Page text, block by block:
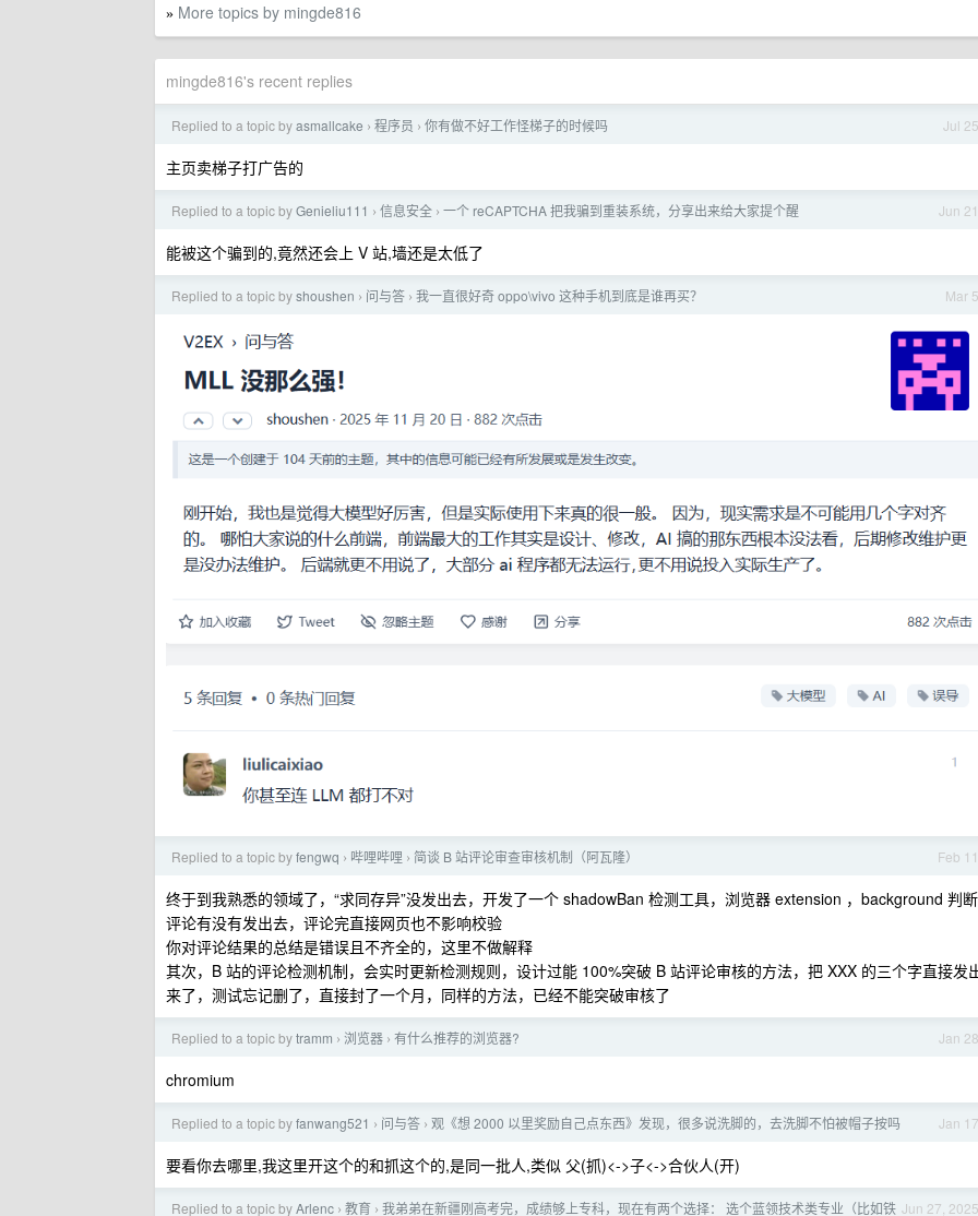
» More topics by mingde816
mingde816's recent replies
Jul 25
Replied to a topic byasmallcake › 程序员 › 你有做不好工作怪梯子的时候吗
主页卖梯子打广告的
Jun 21
Replied to a topic byGenieliu111 › 信息安全 › 一个 reCAPTCHA 把我骗到重装系统，分享出来给大家提个醒
能被这个骗到的,竟然还会上 V 站,墙还是太低了
Mar 5
Replied to a topic byshoushen › 问与答 › 我一直很好奇 oppo\vivo 这种手机到底是谁再买？
Feb 11
Replied to a topic byfengwq › 哔哩哔哩 › 简谈 B 站评论审查审核机制（阿瓦隆）
终于到我熟悉的领域了，“求同存异”没发出去，开发了一个 shadowBan 检测工具，浏览器 extension ，background 判断
评论有没有发出去，评论完直接网页也不影响校验
你对评论结果的总结是错误且不齐全的，这里不做解释
其次，B 站的评论检测机制，会实时更新检测规则，设计过能 100%突破 B 站评论审核的方法，把 XXX 的三个字直接发
来了，测试忘记删了，直接封了一个月，同样的方法，已经不能突破审核了
Jan 28
Replied to a topic bytramm › 浏览器 › 有什么推荐的浏览器?
chromium
Jan 17
Replied to a topic byfanwang521 › 问与答 › 观《想 2000 以里奖励自己点东西》发现，很多说洗脚的，去洗脚不怕被帽子按吗
要看你去哪里,我这里开这个的和抓这个的,是同一批人,类似 父(抓)<->子<->合伙人(开)
Jun 27, 2025
Replied to a topic byArlenc › 教育 › 我弟弟在新疆刚高考完，成绩够上专科，现在有两个选择： 选个蓝领技术类专业（比如铁